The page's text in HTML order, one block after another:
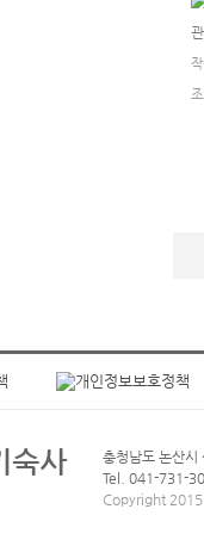
충청남도 논산
Tel. 041-731-
Copyright